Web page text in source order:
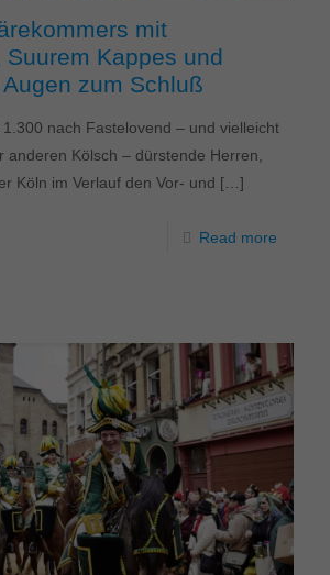
mit
Suurem Kappes und
zum Schluß
nach Fastelovend – und vielleicht
anderen Kölsch – dürstende Herren,
Köln im Verlauf den Vor- und […]
Read more